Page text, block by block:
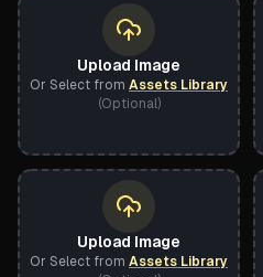
Upload Image
Or Select from Assets Library
(Optional)
Upload Image
Or Select from Assets Library